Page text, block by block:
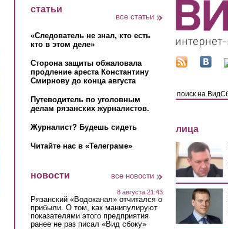
статьи
все статьи
«Следователь не знал, кто есть
кто в этом деле»
Сторона защиты обжаловала
продление ареста Константину
Смирнову до конца августа
Путеводитель по уголовным
делам рязанских журналистов.
Журналист? Будешь сидеть
Читайте нас в «Телеграме»
новости все новости
8 августа 21:43
Рязанский «Водоканал» отчитался о
прибыли. О том, как манипулируют
показателями этого предприятия
ранее не раз писал «Вид сбоку»
лица